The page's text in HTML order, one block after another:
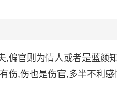
,偏官则为情人或者是蓝颜
伤,伤也是伤官,多半不利